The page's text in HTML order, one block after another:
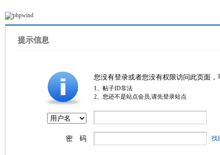
提示信息
您没有登录或者您没有权限访问此页面
1、帖子ID非法
2、您还不是站点会员,请先登录站点
密 码 找